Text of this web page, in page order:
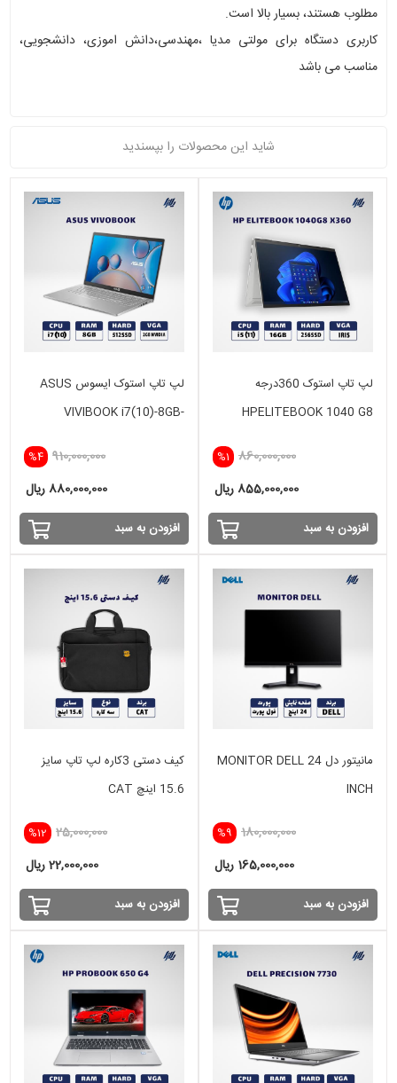
مطلوب هستند، بسیار بالا است.
کاربری دستگاه برای مولتی مدیا ،مهندسی،دانش اموزی، دانشجویی،
مناسب می باشد
شاید این محصولات را بپسندید
لپ تاپ استوک 360درجه
HPELITEBOOK 1040 G8
%1 860,000,000
855,000,000 ریال
افزودن به سبد
لپ تاپ استوک ایسوس ASUS
VIVIBOOK i7(10)-8GB-
%4 910,000,000
880,000,000 ریال
افزودن به سبد
مانیتور دل MONITOR DELL 24
INCH
%9 180,000,000
165,000,000 ریال
افزودن به سبد
کیف دستی 3کاره لپ تاپ سایز
15.6 اینچ CAT
%12 25,000,000
22,000,000 ریال
افزودن به سبد